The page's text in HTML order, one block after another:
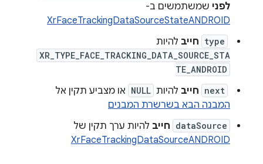
לפני שמשתמשים ב-
XrFaceTrackingDataSourceStateANDROID
type חייב להיות
XR_TYPE_FACE_TRACKING_DATA_SOURCE_STA
TE_ANDROID
next חייב להיות NULL או מצביע תקין אל
המבנה הבא בשרשרת המבנים
dataSource חייב להיות ערך תקין של
XrFaceTrackingDataSourceANDROID